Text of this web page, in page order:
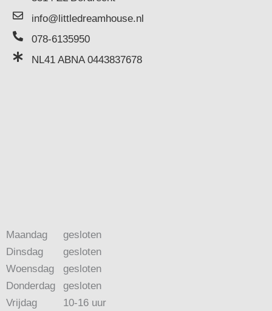
info@littledreamhouse.nl
078-6135950
NL41 ABNA 0443837678
Maandag
Dinsdag
Woensdag
Donderdag
Vrijdag
gesloten
gesloten
gesloten
gesloten
10-16 uur